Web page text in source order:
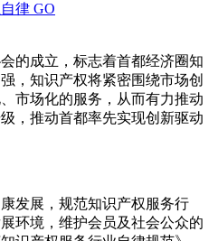
律 GO
的成立，标志着首都经济圈知
，知识产权将紧密围绕市场创
市场化的服务，从而有力推动
，推动首都率先实现创新驱动
发展，规范知识产权服务行
环境，维护会员及社会公众的